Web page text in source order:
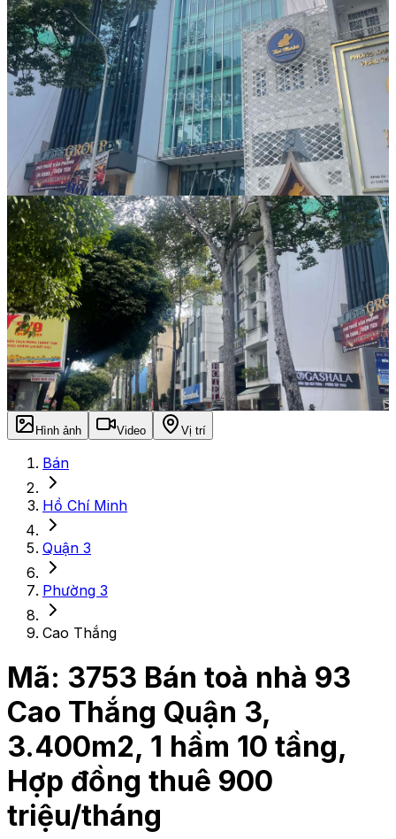
Hình ảnh Video Vị trí
Bán
Hồ Chí Minh
Quận 3
Phường 3
Cao Thắng
Mã: 3753 Bán toà nhà 93
Cao Thắng Quận 3,
3.400m2, 1 hầm 10 tầng,
Hợp đồng thuê 900
triệu/tháng